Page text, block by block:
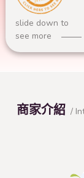
slide down to
see more
商家介紹 /